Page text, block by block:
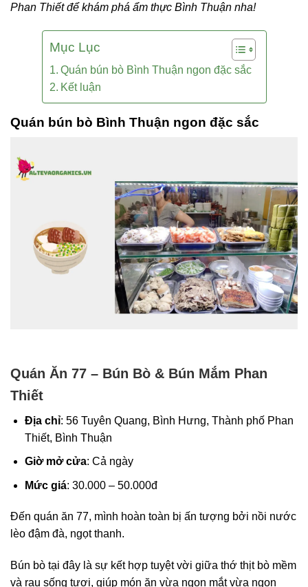
Phan Thiết để khám phá ẩm thực Bình Thuận nha!
Mục Lục
Quán bún bò Bình Thuận ngon đặc sắc
Kết luận
Quán bún bò Bình Thuận ngon đặc sắc
Quán Ăn 77 – Bún Bò & Bún Mắm Phan
Thiết
Địa chỉ: 56 Tuyên Quang, Bình Hưng, Thành phố Phan
Thiết, Bình Thuận
Giờ mở cửa: Cả ngày
Mức giá: 30.000 – 50.000đ
Đến quán ăn 77, mình hoàn toàn bị ấn tượng bởi nồi nước
lèo đậm đà, ngọt thanh.
Bún bò tại đây là sự kết hợp tuyệt vời giữa thớ thịt bò mềm
và rau sống tươi, giúp món ăn vừa ngon mắt vừa ngon